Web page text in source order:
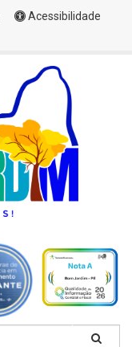
Acessibilidade